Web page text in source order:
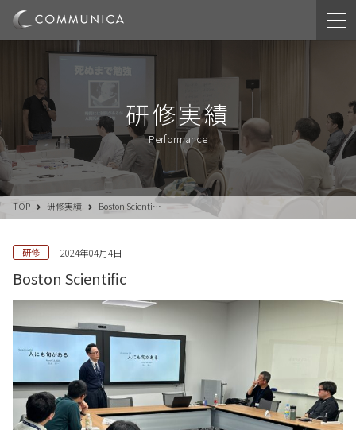
研修実績
Performance
TOP 研修実績 Boston Scienti…
研修 2024年04月4日
Boston Scientific